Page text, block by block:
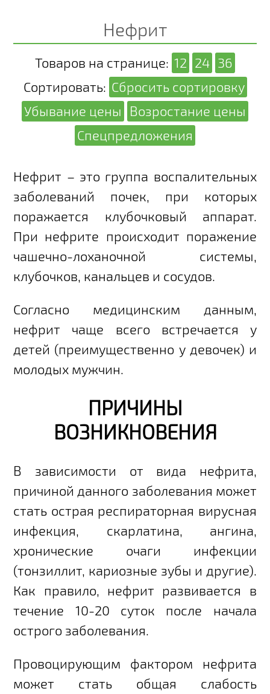
Нефрит
Товаров на странице: 12 24 36
Сортировать: Сбросить сортировку
Убывание цены
Возростание цены
Спецпредложения
Нефрит – это группа воспалительных
заболеваний почек, при которых
поражается клубочковый аппарат.
При нефрите происходит поражение
чашечно-лоханочной системы,
клубочков, канальцев и сосудов.
Согласно медицинским данным,
нефрит чаще всего встречается у
детей (преимущественно у девочек) и
молодых мужчин.
ПРИЧИНЫ
ВОЗНИКНОВЕНИЯ
В зависимости от вида нефрита,
причиной данного заболевания может
стать острая респираторная вирусная
инфекция, скарлатина, ангина,
хронические очаги инфекции
(тонзиллит, кариозные зубы и другие).
Как правило, нефрит развивается в
течение 10-20 суток после начала
острого заболевания.
Провоцирующим фактором нефрита
может стать общая слабость